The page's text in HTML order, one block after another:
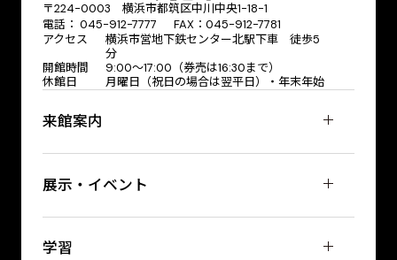
〒224-0003 横浜市都筑区中川中央1-18-1
電話： 045-912-7777 FAX：045-912-7781
アクセス
横浜市営地下鉄センター北駅下車 徒歩5
分
開館時間
9:00〜17:00（券売は16:30まで）
休館日
月曜日（祝日の場合は翌平日）・年末年始
来館案内
展示・イベント
学習